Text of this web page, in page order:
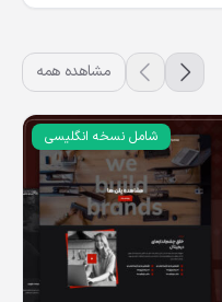
مشاهده همه
شامل نسخه انگلیسی